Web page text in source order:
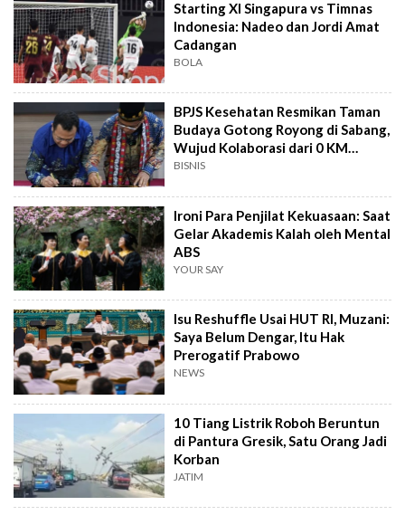
Starting XI Singapura vs Timnas
Indonesia: Nadeo dan Jordi Amat
Cadangan
BOLA
BPJS Kesehatan Resmikan Taman
Budaya Gotong Royong di Sabang,
Wujud Kolaborasi dari 0 KM
Indonesia
BISNIS
Ironi Para Penjilat Kekuasaan: Saat
Gelar Akademis Kalah oleh Mental
ABS
YOUR SAY
Isu Reshuffle Usai HUT RI, Muzani:
Saya Belum Dengar, Itu Hak
Prerogatif Prabowo
NEWS
10 Tiang Listrik Roboh Beruntun
di Pantura Gresik, Satu Orang Jadi
Korban
JATIM